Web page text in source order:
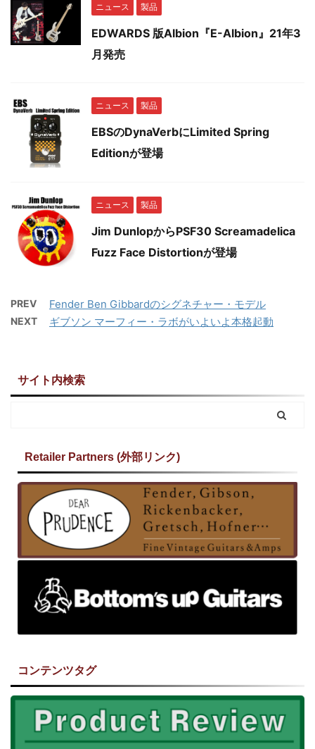
ニュース 製品
EDWARDS 版Albion『E-Albion』21年3
月発売
ニュース 製品
EBSのDynaVerbにLimited Spring
Editionが登場
ニュース 製品
Jim DunlopからPSF30 Screamadelica
Fuzz Face Distortionが登場
PREV Fender Ben Gibbardのシグネチャー・モデル
NEXT ギブソン マーフィー・ラボがいよいよ本格起動
サイト内検索
Retailer Partners (外部リンク)
コンテンツタグ